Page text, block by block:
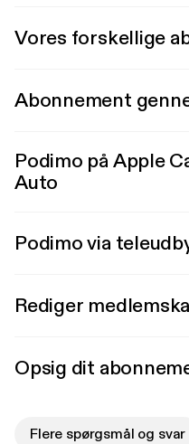
Vores forskellige
Abonnement
Podimo på Apple
Auto
Podimo via
Rediger
Opsig dit
Flere spørgsmål og svar